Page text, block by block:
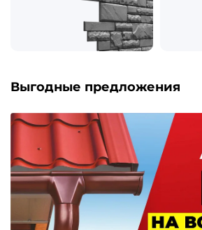
Выгодные предложения